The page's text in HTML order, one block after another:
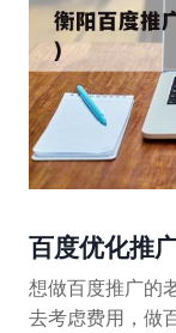
百度优化推
想做百度推广的
去考虑费用，做